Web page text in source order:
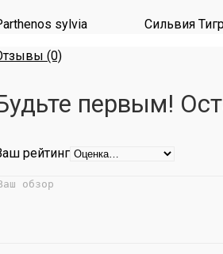
sylvia Сильвия
(0)
первым!
рейтинг